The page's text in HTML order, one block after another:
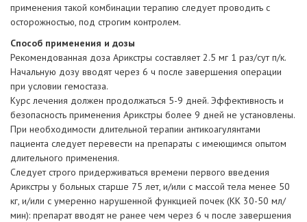
применения такой комбинации терапию следует проводить с
осторожностью, под строгим контролем.
Способ применения и дозы
Рекомендованная доза Арикстры составляет 2.5 мг 1 раз/сут п/к.
Начальную дозу вводят через 6 ч после завершения операции
при условии гемостаза.
Курс лечения должен продолжаться 5-9 дней. Эффективность и
безопасность применения Арикстры более 9 дней не установлены.
При необходимости длительной терапии антикоагулянтами
пациента следует перевести на препараты с имеющимся опытом
длительного применения.
Следует строго придерживаться времени первого введения
Арикстры у больных старше 75 лет, и/или с массой тела менее 50
кг, и/или с умеренно нарушенной функцией почек (КК 30-50 мл/
мин): препарат вводят не ранее чем через 6 ч после завершения